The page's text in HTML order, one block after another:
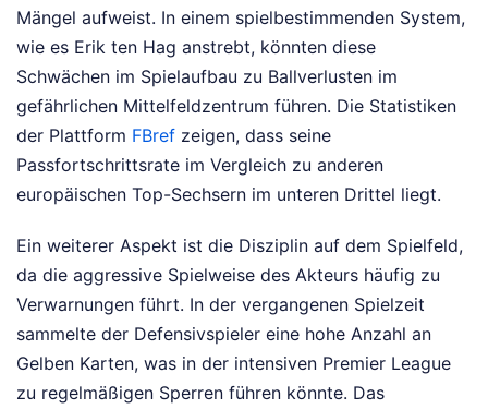
Mängel aufweist. In einem spielbestimmenden System,
wie es Erik ten Hag anstrebt, könnten diese
Schwächen im Spielaufbau zu Ballverlusten im
gefährlichen Mittelfeldzentrum führen. Die Statistiken
der Plattform FBref zeigen, dass seine
Passfortschrittsrate im Vergleich zu anderen
europäischen Top-Sechsern im unteren Drittel liegt.
Ein weiterer Aspekt ist die Disziplin auf dem Spielfeld,
da die aggressive Spielweise des Akteurs häufig zu
Verwarnungen führt. In der vergangenen Spielzeit
sammelte der Defensivspieler eine hohe Anzahl an
Gelben Karten, was in der intensiven Premier League
zu regelmäßigen Sperren führen könnte. Das